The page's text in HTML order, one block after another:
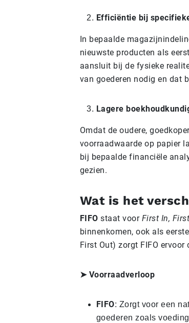
Efficiëntie bij
In bepaalde
nieuwste producten als
aansluit bij de fysieke
van goederen nodig en dat
Lagere
Omdat de oudere,
voorraadwaarde op papier
bij bepaalde financiële
gezien.
Wat is het
FIFO staat voor First In,
binnenkomen, ook als
First Out) zorgt FIFO
➤ Voorraadverloop
FIFO: Zorgt voor een
goederen zoals